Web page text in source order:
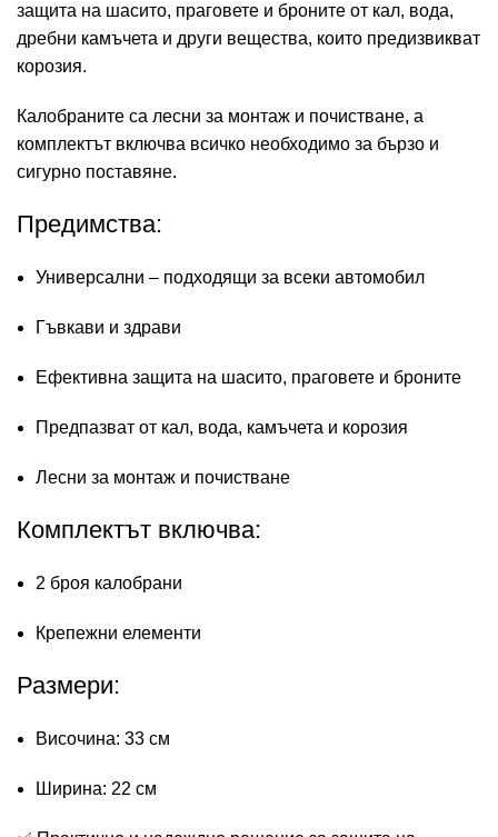
защита на шасито, праговете и броните от кал, вода,
дребни камъчета и други вещества, които предизвикват
корозия.
Калобраните са лесни за монтаж и почистване, а
комплектът включва всичко необходимо за бързо и
сигурно поставяне.
Предимства:
Универсални – подходящи за всеки автомобил
Гъвкави и здрави
Ефективна защита на шасито, праговете и броните
Предпазват от кал, вода, камъчета и корозия
Лесни за монтаж и почистване
Комплектът включва:
2 броя калобрани
Крепежни елементи
Размери:
Височина: 33 см
Ширина: 22 см